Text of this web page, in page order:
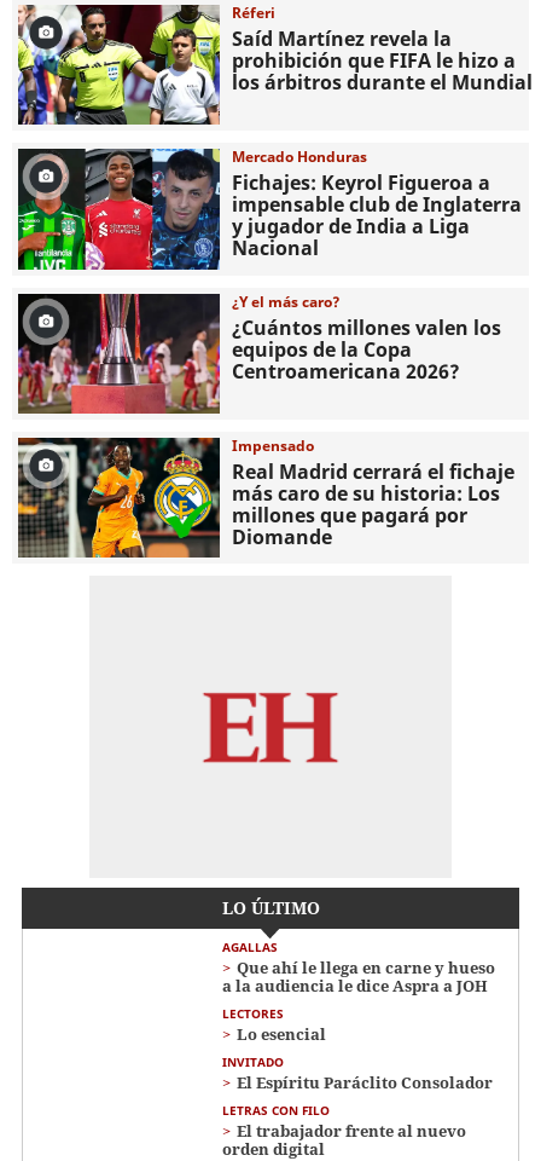
Réferi
Saíd Martínez revela la
prohibición que FIFA le hizo a
los árbitros durante el Mundial
Mercado Honduras
Fichajes: Keyrol Figueroa a
impensable club de Inglaterra
y jugador de India a Liga
Nacional
¿Y el más caro?
¿Cuántos millones valen los
equipos de la Copa
Centroamericana 2026?
Impensado
Real Madrid cerrará el fichaje
más caro de su historia: Los
millones que pagará por
Diomande
LO ÚLTIMO
AGALLAS
Que ahí le llega en carne y hueso
a la audiencia le dice Aspra a JOH
LECTORES
Lo esencial
INVITADO
El Espíritu Paráclito Consolador
LETRAS CON FILO
El trabajador frente al nuevo
orden digital